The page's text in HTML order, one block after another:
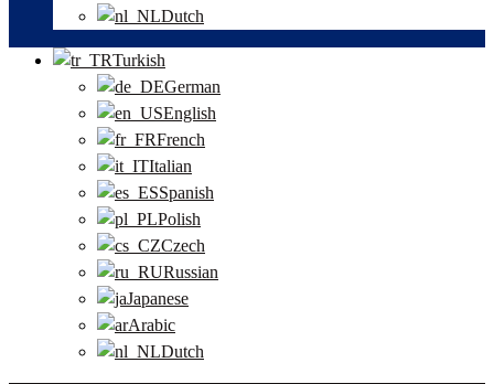
Dutch
Turkish
German
English
French
Italian
Spanish
Polish
Czech
Russian
Japanese
Arabic
Dutch